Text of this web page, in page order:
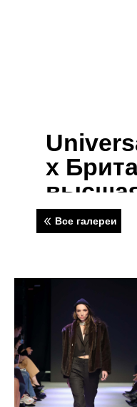
x
дизайна
Все галереи